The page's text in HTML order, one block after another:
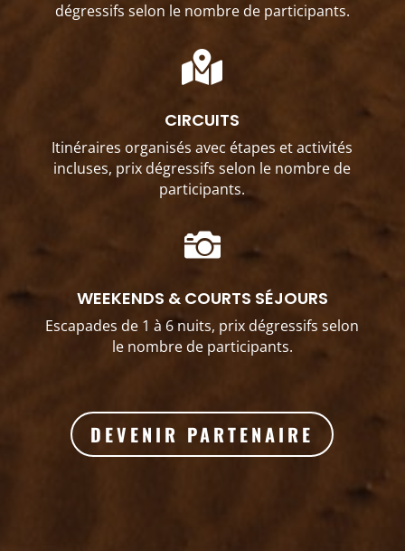
dégressifs selon le nombre de participants.

CIRCUITS
Itinéraires organisés avec étapes et activités
incluses, prix dégressifs selon le nombre de
participants.

WEEKENDS & COURTS SÉJOURS
Escapades de 1 à 6 nuits, prix dégressifs selon
le nombre de participants.
DEVENIR PARTENAIRE